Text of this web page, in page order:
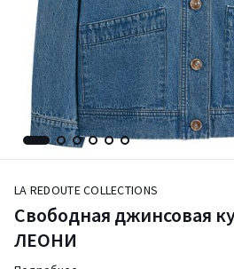
LA REDOUTE COLLECTIONS
Свободная джинсовая
ЛЕОНИ